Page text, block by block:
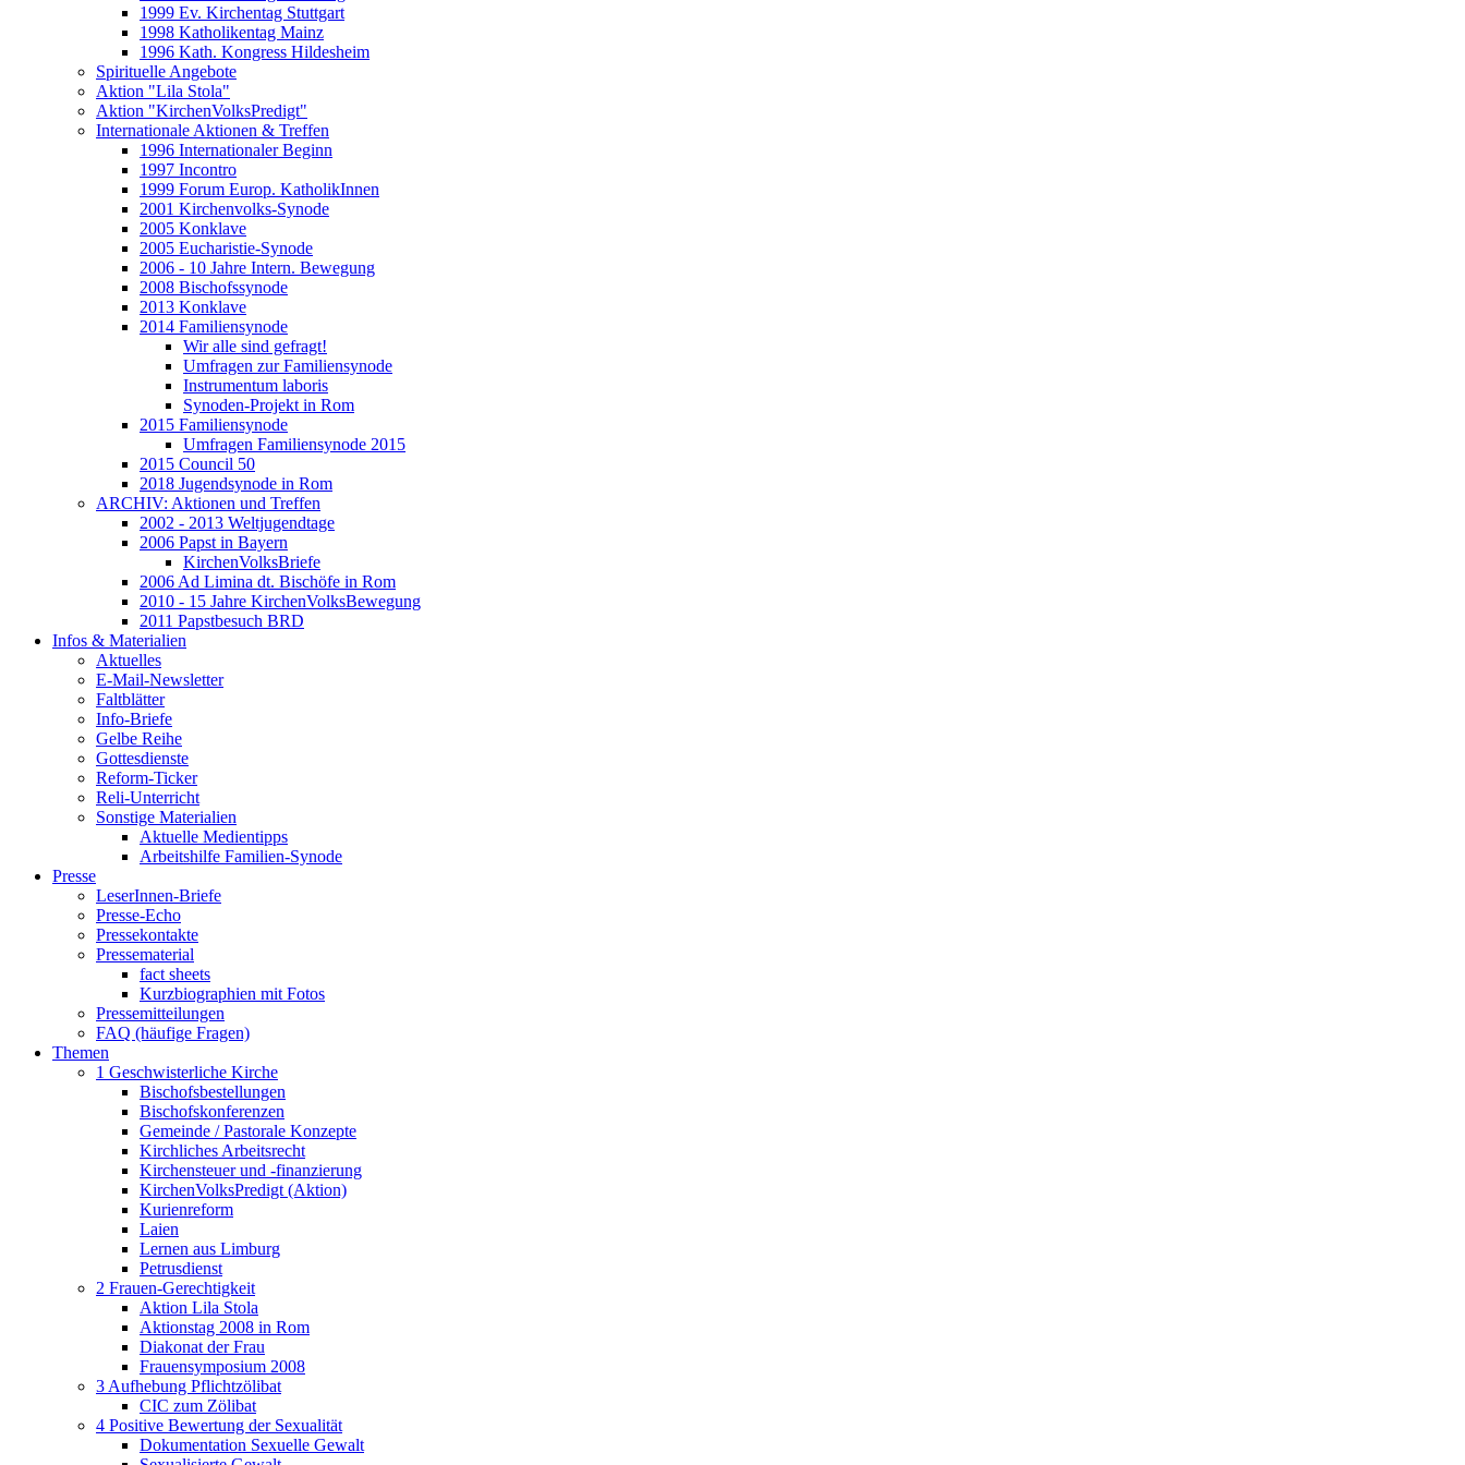
1999 Ev. Kirchentag Stuttgart
1998 Katholikentag Mainz
1996 Kath. Kongress Hildesheim
Spirituelle Angebote
Aktion "Lila Stola"
Aktion "KirchenVolksPredigt"
Internationale Aktionen & Treffen
1996 Internationaler Beginn
1997 Incontro
1999 Forum Europ. KatholikInnen
2001 Kirchenvolks-Synode
2005 Konklave
2005 Eucharistie-Synode
2006 - 10 Jahre Intern. Bewegung
2008 Bischofssynode
2013 Konklave
2014 Familiensynode
Wir alle sind gefragt!
Umfragen zur Familiensynode
Instrumentum laboris
Synoden-Projekt in Rom
2015 Familiensynode
Umfragen Familiensynode 2015
2015 Council 50
2018 Jugendsynode in Rom
ARCHIV: Aktionen und Treffen
2002 - 2013 Weltjugendtage
2006 Papst in Bayern
KirchenVolksBriefe
2006 Ad Limina dt. Bischöfe in Rom
2010 - 15 Jahre KirchenVolksBewegung
2011 Papstbesuch BRD
Infos & Materialien
Aktuelles
E-Mail-Newsletter
Faltblätter
Info-Briefe
Gelbe Reihe
Gottesdienste
Reform-Ticker
Reli-Unterricht
Sonstige Materialien
Aktuelle Medientipps
Arbeitshilfe Familien-Synode
Presse
LeserInnen-Briefe
Presse-Echo
Pressekontakte
Pressematerial
fact sheets
Kurzbiographien mit Fotos
Pressemitteilungen
FAQ (häufige Fragen)
Themen
1 Geschwisterliche Kirche
Bischofsbestellungen
Bischofskonferenzen
Gemeinde / Pastorale Konzepte
Kirchliches Arbeitsrecht
Kirchensteuer und -finanzierung
KirchenVolksPredigt (Aktion)
Kurienreform
Laien
Lernen aus Limburg
Petrusdienst
2 Frauen-Gerechtigkeit
Aktion Lila Stola
Aktionstag 2008 in Rom
Diakonat der Frau
Frauensymposium 2008
3 Aufhebung Pflichtzölibat
CIC zum Zölibat
4 Positive Bewertung der Sexualität
Dokumentation Sexuelle Gewalt